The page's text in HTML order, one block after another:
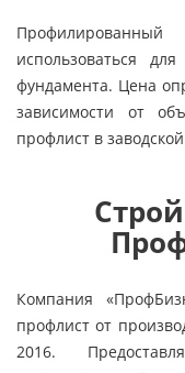
использоваться
фундамента. Цена
зависимости от
профлист в
Компания
профлист от
2016.